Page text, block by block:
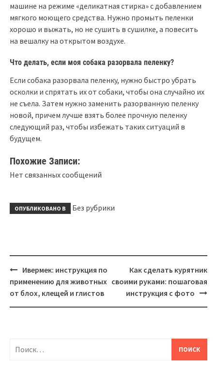
машине на режиме «деликатная стирка» с добавлением
мягкого моющего средства. Нужно промыть пеленки
хорошо и выжать, но не сушить в сушилке, а повесить
на вешалку на открытом воздухе.
Что делать, если моя собака разорвала пеленку?
Если собака разорвала пеленку, нужно быстро убрать
осколки и спрятать их от собаки, чтобы она случайно их
не съела. Затем нужно заменить разорванную пеленку
новой, причем лучше взять более прочную пеленку
следующий раз, чтобы избежать таких ситуаций в
будущем.
Похожие Записи:
Нет связанных сообщений
ОПУБЛИКОВАНО В Без рубрики
Навигация
Ивермек: инструкция по
применению для животных
от блох, клещей и глистов
Как сделать курятник
своими руками: пошаговая
инструкция с фото